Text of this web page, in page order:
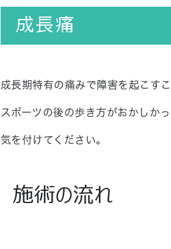
成長痛
成長期特有の痛みで障害を起こす
スポーツの後の歩き方がおかしか
気を付けてください。
施術の流れ